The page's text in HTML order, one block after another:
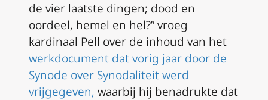
de vier laatste dingen; dood en
oordeel, hemel en hel?” vroeg
kardinaal Pell over de inhoud van het
werkdocument dat vorig jaar door de
Synode over Synodaliteit werd
vrijgegeven, waarbij hij benadrukte dat